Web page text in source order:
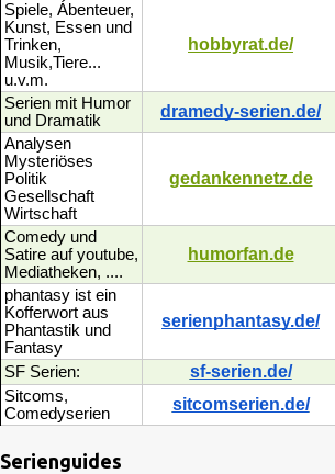
Spiele, Ábenteuer,
Kunst, Essen und
Trinken,
Musik,Tiere...
u.v.m.
hobbyrat.de/
Serien mit Humor
und Dramatik
dramedy-serien.de/
Analysen
Mysteriöses
Politik
Gesellschaft
Wirtschaft
gedankennetz.de
Comedy und
Satire auf youtube,
Mediatheken, ....
humorfan.de
phantasy ist ein
Kofferwort aus
Phantastik und
Fantasy
serienphantasy.de/
SF Serien: sf-serien.de/
Sitcoms,
Comedyserien
sitcomserien.de/
Serienguides